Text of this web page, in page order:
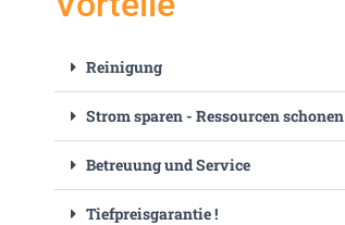
Reinigung
Strom sparen - Ressourcen schonen
Betreuung und Service
Tiefpreisgarantie !